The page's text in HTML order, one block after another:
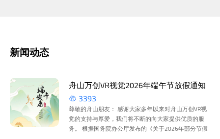
新闻动态
舟山万创VR视觉2026年端午节放假通知
3393
尊敬的舟山朋友： 感谢大家多年以来对舟山万创VR视
觉的支持与厚爱，我们将不断的向大家提供优质的服
务。 根据国务院办公厅发布的《关于2026年部分节假